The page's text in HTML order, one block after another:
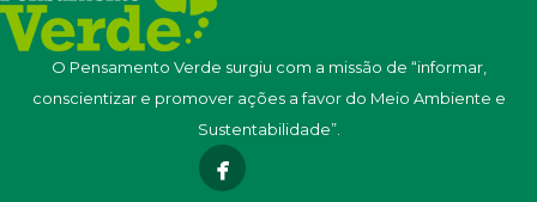
O Pensamento Verde surgiu com a missão de “informar,
conscientizar e promover ações a favor do Meio Ambiente e
Sustentabilidade”.